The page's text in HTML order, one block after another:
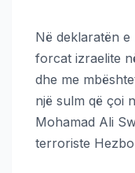
Në deklaratën
forcat izraelite
dhe me
një sulm që çoi
Mohamad Ali
terroriste